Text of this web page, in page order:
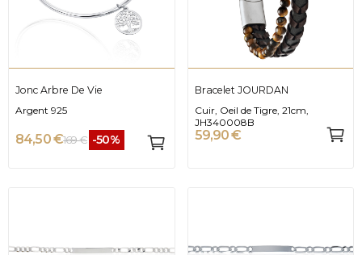
Jonc Arbre De Vie
Argent 925
84,50 €169 € -50%
Bracelet JOURDAN
Cuir, Oeil de Tigre, 21cm,
JH340008B
59,90 €